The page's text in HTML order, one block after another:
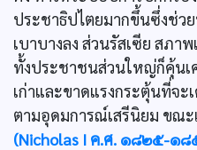
ประชาธิปไตยมากขึ้นซึ่งช่ว
เบาบางลง ส่วนรัสเซีย สภา
ทั้งประชาชนส่วนใหญ่ก็คุ้นเ
เก่าและขาดแรงกระตุ้นที่จะ
ตามอุดมการณ์เสรีนิยม ขณะ
(Nicholas I ค.ศ. ๑๘๒๕-๑